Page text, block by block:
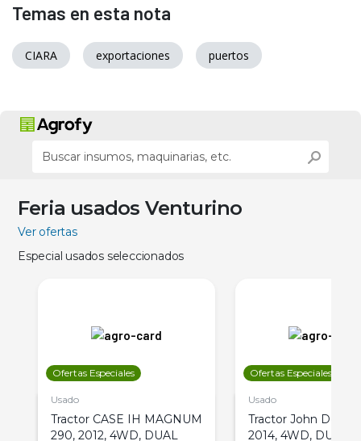
Temas en esta nota
CIARA exportaciones puertos
Feria usados Venturino
Ver ofertas
Especial usados seleccionados
Ofertas Especiales
Usado
Tractor CASE IH MAGNUM
290, 2012, 4WD, DUAL
Ofertas Especiales
Usado
Tractor John Deere
2014, 4WD, DUAL